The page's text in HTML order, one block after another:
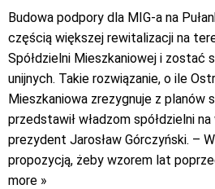
Budowa podpory dla MIG-a na
częścią większej rewitalizacji na
Spółdzielni Mieszkaniowej i zostać
unijnych. Takie rozwiązanie, o ile
Mieszkaniowa zrezygnuje z planów
przedstawił władzom spółdzielni
prezydent Jarosław Górczyński. –
propozycją, żeby wzorem lat
more »